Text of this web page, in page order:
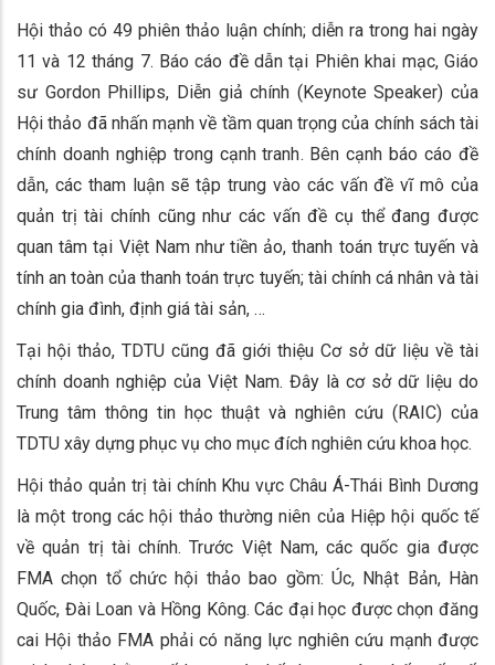
Hội thảo có 49 phiên thảo luận chính; diễn ra trong hai ngày
11 và 12 tháng 7. Báo cáo đề dẫn tại Phiên khai mạc, Giáo
sư Gordon Phillips, Diễn giả chính (Keynote Speaker) của
Hội thảo đã nhấn mạnh về tầm quan trọng của chính sách tài
chính doanh nghiệp trong cạnh tranh. Bên cạnh báo cáo đề
dẫn, các tham luận sẽ tập trung vào các vấn đề vĩ mô của
quản trị tài chính cũng như các vấn đề cụ thể đang được
quan tâm tại Việt Nam như tiền ảo, thanh toán trực tuyến và
tính an toàn của thanh toán trực tuyến; tài chính cá nhân và tài
chính gia đình, định giá tài sản, …
Tại hội thảo, TDTU cũng đã giới thiệu Cơ sở dữ liệu về tài
chính doanh nghiệp của Việt Nam. Đây là cơ sở dữ liệu do
Trung tâm thông tin học thuật và nghiên cứu (RAIC) của
TDTU xây dựng phục vụ cho mục đích nghiên cứu khoa học.
Hội thảo quản trị tài chính Khu vực Châu Á-Thái Bình Dương
là một trong các hội thảo thường niên của Hiệp hội quốc tế
về quản trị tài chính. Trước Việt Nam, các quốc gia được
FMA chọn tổ chức hội thảo bao gồm: Úc, Nhật Bản, Hàn
Quốc, Đài Loan và Hồng Kông. Các đại học được chọn đăng
cai Hội thảo FMA phải có năng lực nghiên cứu mạnh được